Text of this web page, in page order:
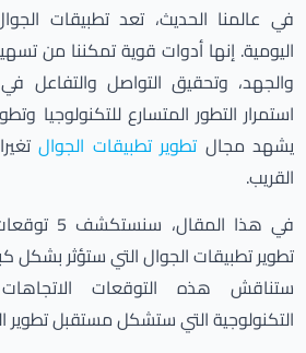
في عالمنا الحديث، تعد تطبيقات
اليومية. إنها أدوات قوية تمكننا من
والجهد، وتحقيق التواصل والتفاعل
استمرار التطور المتسارع للتكنولوجيا
يشهد مجال تطوير تطبيقات الجوال
القريب.
في هذا
تطوير تطبيقات الجوال التي ستؤثر بشكل
ستناقش هذه التوقعات الاتجاهات
التكنولوجية التي ستشكل مستقبل تطوير